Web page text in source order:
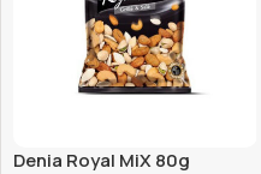
Denia Royal MiX 80g